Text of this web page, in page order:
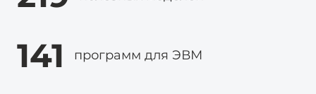
141 программ для ЭВМ